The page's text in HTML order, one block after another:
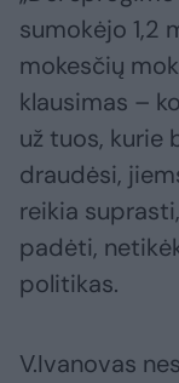
sumokėjo 1,2
mokesčių
klausimas –
už tuos, kurie
draudėsi,
reikia
padėti,
politikas.
V.Ivanovas